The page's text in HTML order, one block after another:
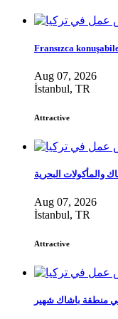
Fransızca
Aug 07, 2026
İstanbul, TR
Attractive
البحرية
Aug 07, 2026
İstanbul, TR
Attractive
منطقة باشاك شهير